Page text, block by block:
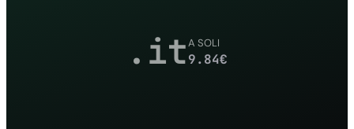
.itA SOLI
9.84€